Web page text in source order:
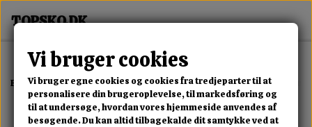
Forside Erotisk Kollektion Dvd Nick & Ger Nemen De Achterdeur
Vi bruger cookies
Vi bruger egne cookies og cookies fra tredjeparter til at
personalisere din brugeroplevelse, til markedsføring og
til at undersøge, hvordan vores hjemmeside anvendes af
besøgende. Du kan altid tilbagekalde dit samtykke ved at